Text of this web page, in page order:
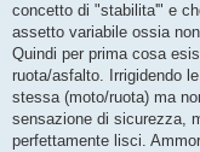
concetto di "stabilita'" e
assetto variabile ossia
Quindi per prima cosa
ruota/asfalto. Irrigidendo
stessa (moto/ruota) ma
sensazione di sicurezza,
perfettamente lisci.